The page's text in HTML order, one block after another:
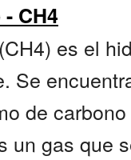
CH4
es el
Se
de
un gas que